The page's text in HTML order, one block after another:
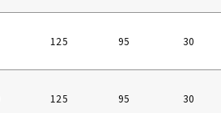
125 95 30
125 95 30